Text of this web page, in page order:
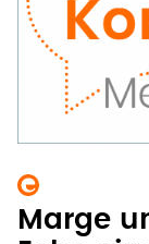
Marge